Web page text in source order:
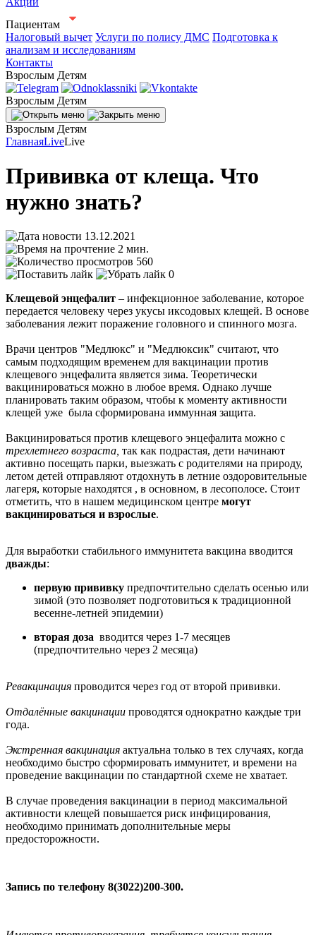
Пациентам
Налоговый вычет Услуги по полису ДМС Подготовка к
анализам и исследованиям
Контакты
Взрослым Детям
Взрослым Детям
Взрослым Детям
ГлавнаяLiveLive
Прививка от клеща. Что
нужно знать?
13.12.2021
2 мин.
560
0
Клещевой энцефалит – инфекционное заболевание, которое
передается человеку через укусы иксодовых клещей. В основе
заболевания лежит поражение головного и спинного мозга.
Врачи центров "Медлюкс" и "Медлюксик" считают, что
самым подходящим временем для вакцинации против
клещевого энцефалита является зима. Теоретически
вакцинироваться можно в любое время. Однако лучше
планировать таким образом, чтобы к моменту активности
клещей уже была сформирована иммунная защита.
Вакцинироваться против клещевого энцефалита можно с
трехлетнего возраста, так как подрастая, дети начинают
активно посещать парки, выезжать с родителями на природу,
летом детей отправляют отдохнуть в летние оздоровительные
лагеря, которые находятся , в основном, в лесополосе. Стоит
отметить, что в нашем медицинском центре могут
вакцинироваться и взрослые.
Для выработки стабильного иммунитета вакцина вводится
дважды:
первую прививку предпочтительно сделать осенью или
зимой (это позволяет подготовиться к традиционной
весенне-летней эпидемии)
вторая доза вводится через 1-7 месяцев
(предпочтительно через 2 месяца)
Ревакцинация проводится через год от второй прививки.
Отдалённые вакцинации проводятся однократно каждые три
года.
Экстренная вакцинация актуальна только в тех случаях, когда
необходимо быстро сформировать иммунитет, и времени на
проведение вакцинации по стандартной схеме не хватает.
В случае проведения вакцинации в период максимальной
активности клещей повышается риск инфицирования,
необходимо принимать дополнительные меры
предосторожности.
Запись по телефону 8(3022)200-300.